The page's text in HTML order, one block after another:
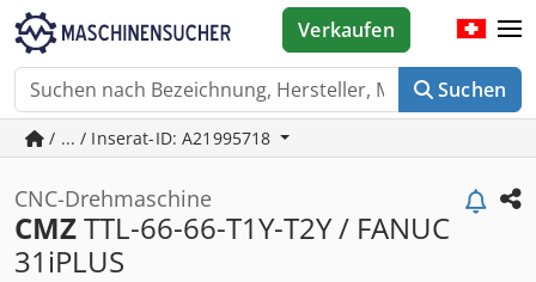
Suchen
Verkaufen
/ ... / Inserat-ID: A21995718
CNC-Drehmaschine
CMZTTL-66-66-T1Y-T2Y / FANUC
31iPLUS